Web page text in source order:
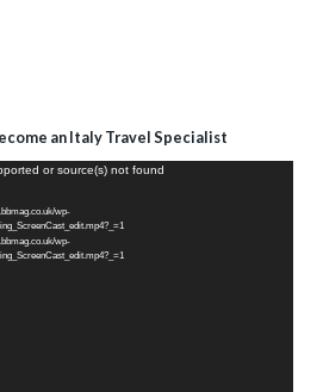
an Italy Travel Specialist
or source(s) not found
wp-
wp-